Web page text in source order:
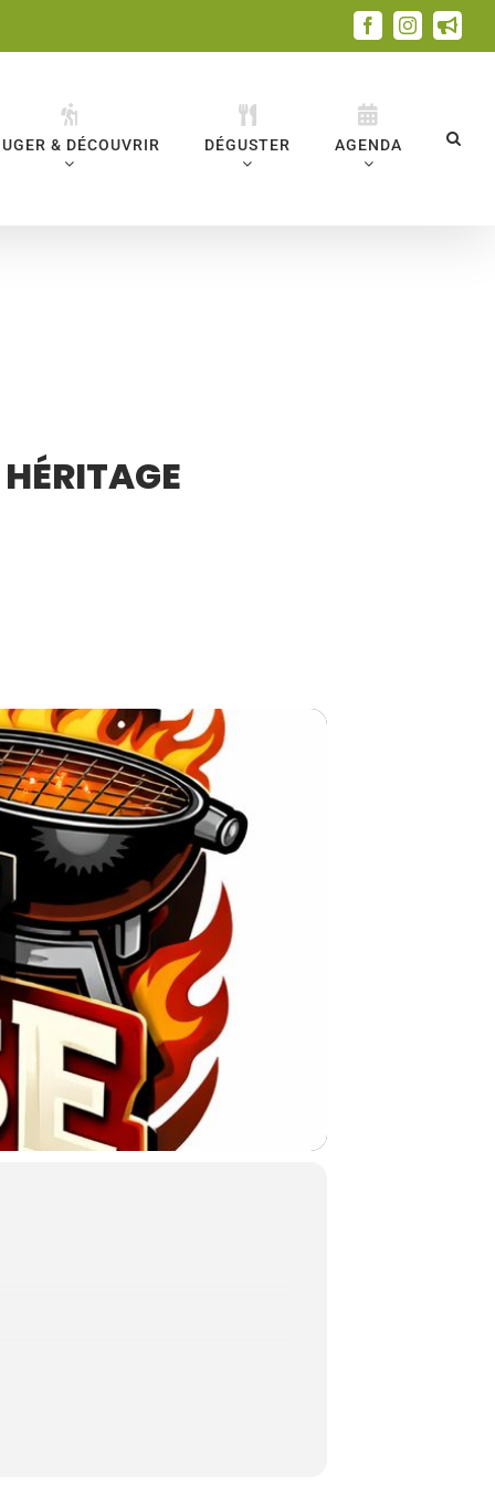
Facebook
Instagram
Email
& DÉCOUVRIR DÉGUSTER AGENDA